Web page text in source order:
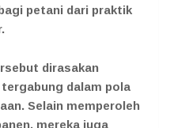
petani dari praktik
dirasakan
dalam pola
Selain memperoleh
mereka juga